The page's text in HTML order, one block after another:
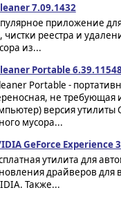
7.09.1432
приложение
чистки реестра и
из...
Portable
Portable -
не требующая
версия утилиты
мусора...
GeForce Experience
утилита для
драйверов для
Также...